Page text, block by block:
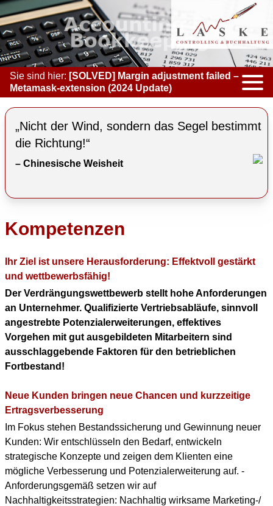
Sie sind hier: [SOLVED] Margin adjustment failed –
Metamask-extension (2024 Update)
KOMPETENZEN
ACCOUNTING & BOOKKEEPING
CONTROLLING
COACHING
DOWNLOAD PDF
BERUFLICHER WERDEGANG
„Nicht der Wind, sondern das Segel bestimmt
die Richtung!“
– Chinesische Weisheit
Kompetenzen
Ihr Ziel ist unsere Herausforderung: Effektvoll gestärkt
und wettbewerbsfähig!
Der Verdrängungswettbewerb stellt hohe Anforderungen
an Unternehmer. Qualifizierte Vertriebsabläufe, sinnvoll
angestrebte Potenzialerweiterungen, effektives
Vorgehen mit gut ausgebildeten Mitarbeitern sind
ausschlaggebende Faktoren für den betrieblichen
Fortbestand!
Neue Kunden bringen neue Chancen und kurzzeitige
Ertragsverbesserung
Im Fokus stehen Bestandssicherung und Gewinnung neuer
Kunden: Wir entschlüsseln den Bedarf, entwickeln
strategische Konzepte und zeigen dem Klienten eine
mögliche Verbesserung und Potenzialerweiterung auf. -
Anforderungsgemäß setzen wir auf
Nachhaltigkeitsstrategien: Nachhaltig wirksame Marketing-/